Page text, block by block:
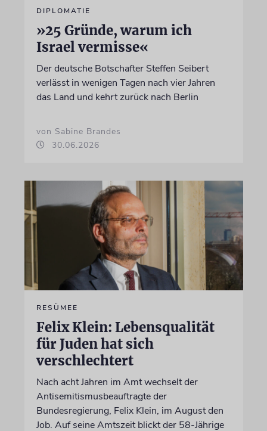
DIPLOMATIE
»25 Gründe, warum ich
Israel vermisse«
Der deutsche Botschafter Steffen Seibert
verlässt in wenigen Tagen nach vier Jahren
das Land und kehrt zurück nach Berlin
von Sabine Brandes
30.06.2026
RESÜMEE
Felix Klein: Lebensqualität
für Juden hat sich
verschlechtert
Nach acht Jahren im Amt wechselt der
Antisemitismusbeauftragte der
Bundesregierung, Felix Klein, im August den
Job. Auf seine Amtszeit blickt der 58-Jährige